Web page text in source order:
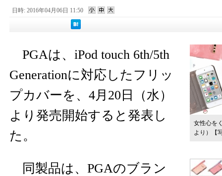
日時: 2016年04月06日 11:50
女性心を
より）
【
PGAは、iPod touch 6th/5th
Generationに対応したフリッ
プカバーを、4月20日（水）
より発売開始すると発表し
た。
同製品は、PGAのブラン